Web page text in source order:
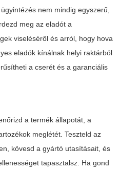
nem mindig egyszerű,
meg az eladót a
viseléséről és arról, hogy hova
eladók kínálnak helyi raktárból
a cserét és a garanciális
a termék állapotát, a
meglétét. Teszteld az
kövesd a gyártó utasításait, és
tapasztalsz. Ha gond